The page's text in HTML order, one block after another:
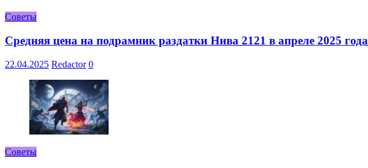
Советы
Средняя цена на подрамник раздатки Нива 2121 в апреле 2025 года
22.04.2025 Redactor 0
Советы